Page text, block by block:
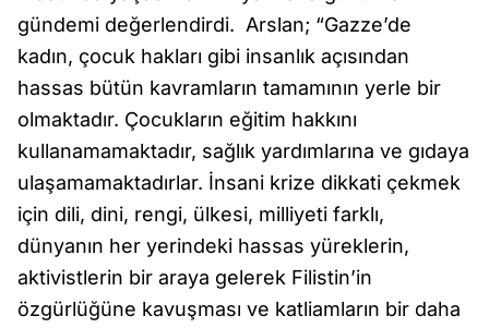
gündemi değerlendirdi. Arslan; “Gazze’de
kadın, çocuk hakları gibi insanlık açısından
hassas bütün kavramların tamamının yerle bir
olmaktadır. Çocukların eğitim hakkını
kullanamamaktadır, sağlık yardımlarına ve gıdaya
ulaşamamaktadırlar. İnsani krize dikkati çekmek
için dili, dini, rengi, ülkesi, milliyeti farklı,
dünyanın her yerindeki hassas yüreklerin,
aktivistlerin bir araya gelerek Filistin’in
özgürlüğüne kavuşması ve katliamların bir daha